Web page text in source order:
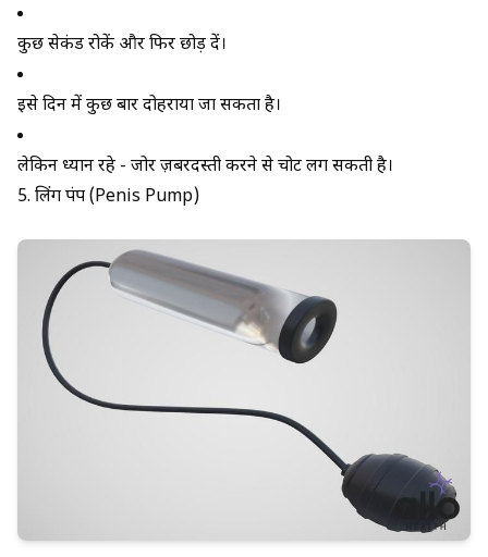
कुछ सेकंड रोकें और फिर छोड़ दें।
इसे दिन में कुछ बार दोहराया जा सकता है।
लेकिन ध्यान रहे - जोर ज़बरदस्ती करने से चोट लग सकती है।
5. लिंग पंप (Penis Pump)